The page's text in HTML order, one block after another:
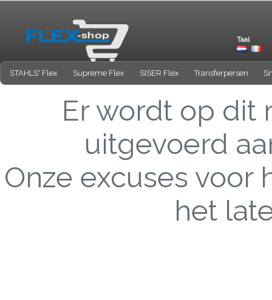
Taal
STAHLS' Flex Supreme Flex SISER Flex Transferpersen
Er wordt op dit
uitgevoerd
Onze excuses voor
het